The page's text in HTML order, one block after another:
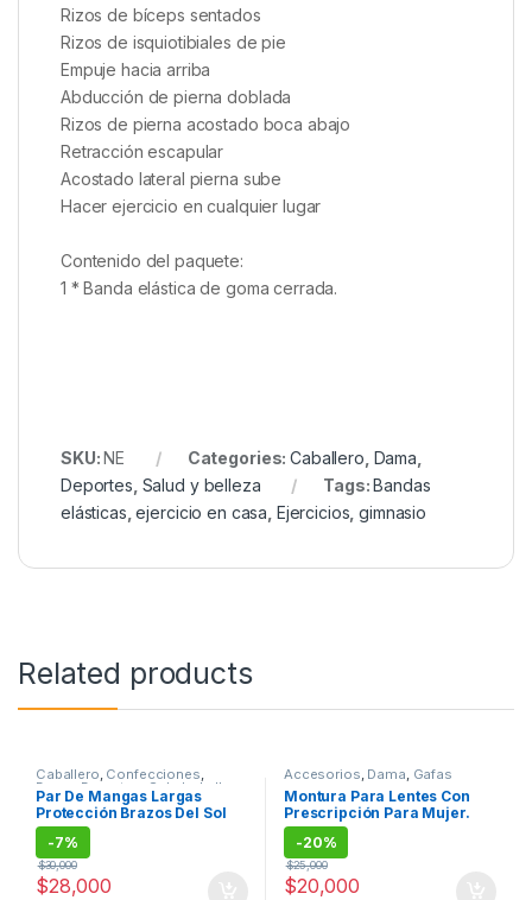
Rizos de bíceps sentados
Rizos de isquiotibiales de pie
Empuje hacia arriba
Abducción de pierna doblada
Rizos de pierna acostado boca abajo
Retracción escapular
Acostado lateral pierna sube
Hacer ejercicio en cualquier lugar
Contenido del paquete:
1 * Banda elástica de goma cerrada.
SKU:NE Categories:Caballero Dama
Deportes Salud y belleza Tags:Bandas
elásticas ,ejercicio en casa Ejercicios ,gimnasio
Related products
Caballero, Confecciones,
Dama Deportes Salud y belleza
Par De Mangas Largas
Protección Brazos Del Sol
Deportes antideslizante
-7%
$28,000
$30,000
Accesorios, Dama, Gafas
Montura Para Lentes Con
Prescripción Para Mujer.
-20%
$20,000
$25,000